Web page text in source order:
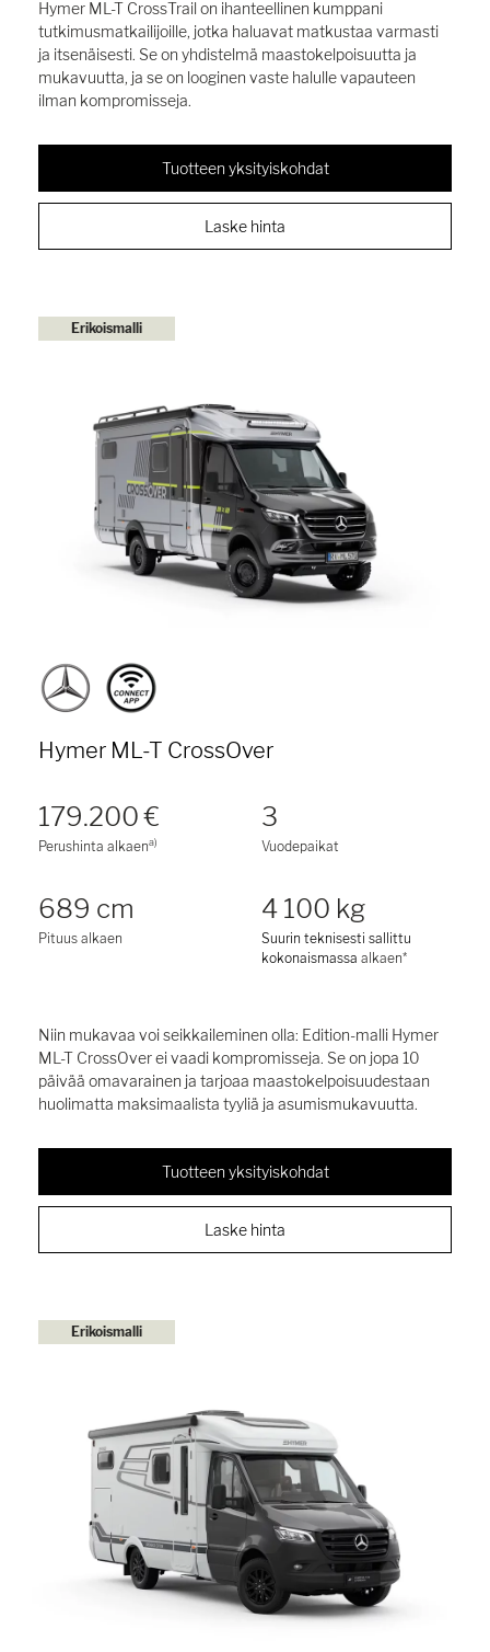
Hymer ML-T CrossTrail on ihanteellinen kumppani
tutkimusmatkailijoille, jotka haluavat matkustaa varmasti
ja itsenäisesti. Se on yhdistelmä maastokelpoisuutta ja
mukavuutta, ja se on looginen vaste halulle vapauteen
ilman kompromisseja.
Tuotteen yksityiskohdat
Laske hinta
Erikoismalli
Hymer ML-T CrossOver
179.200 €
Perushinta alkaena)
3
Vuodepaikat
689 cm
Pituus alkaen
4 100 kg
Suurin teknisesti sallittu
kokonaismassa alkaen*
Niin mukavaa voi seikkaileminen olla: Edition-malli Hymer
ML-T CrossOver ei vaadi kompromisseja. Se on jopa 10
päivää omavarainen ja tarjoaa maastokelpoisuudestaan
huolimatta maksimaalista tyyliä ja asumismukavuutta.
Tuotteen yksityiskohdat
Laske hinta
Erikoismalli